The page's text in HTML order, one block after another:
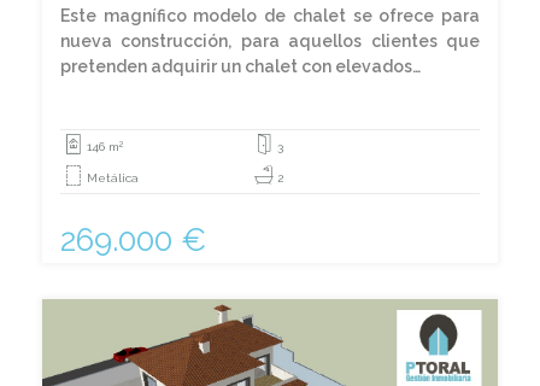
Este magnífico modelo de chalet se ofrece para
nueva construcción, para aquellos clientes que
pretenden adquirir un chalet con elevados…
146 m2
Metálica
3
2
269.000 €